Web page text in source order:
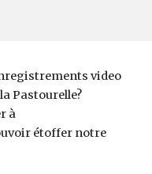
video
Pastourelle?
à
étoffer notre